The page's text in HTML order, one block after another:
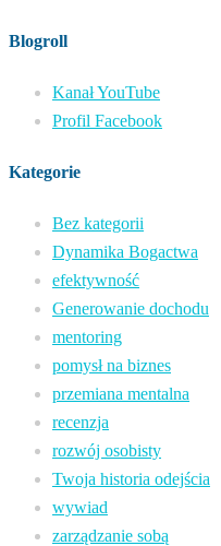
Blogroll
Kanał YouTube
Profil Facebook
Kategorie
Bez kategorii
Dynamika Bogactwa
efektywność
Generowanie dochodu
mentoring
pomysł na biznes
przemiana mentalna
recenzja
rozwój osobisty
Twoja historia odejścia
wywiad
zarządzanie sobą